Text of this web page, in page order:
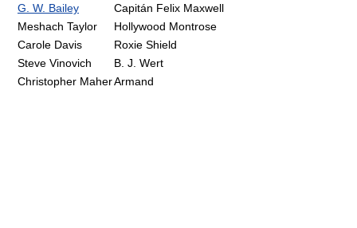
G. W. Bailey
Capitán Felix Maxwell
Meshach Taylor
Hollywood Montrose
Carole Davis
Roxie Shield
Steve Vinovich
B. J. Wert
Christopher MaherArmand